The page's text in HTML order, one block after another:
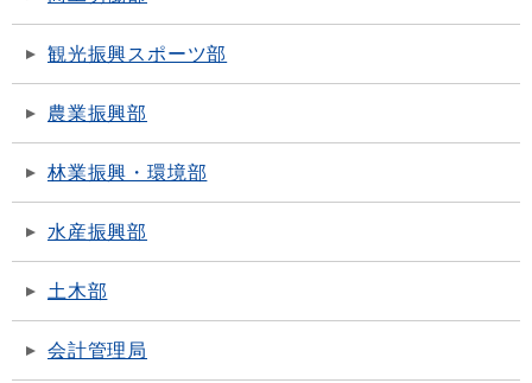
観光振興スポーツ部
農業振興部
林業振興・環境部
水産振興部
土木部
会計管理局